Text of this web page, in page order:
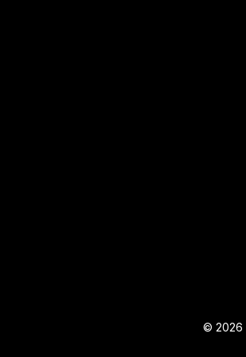
© 2026